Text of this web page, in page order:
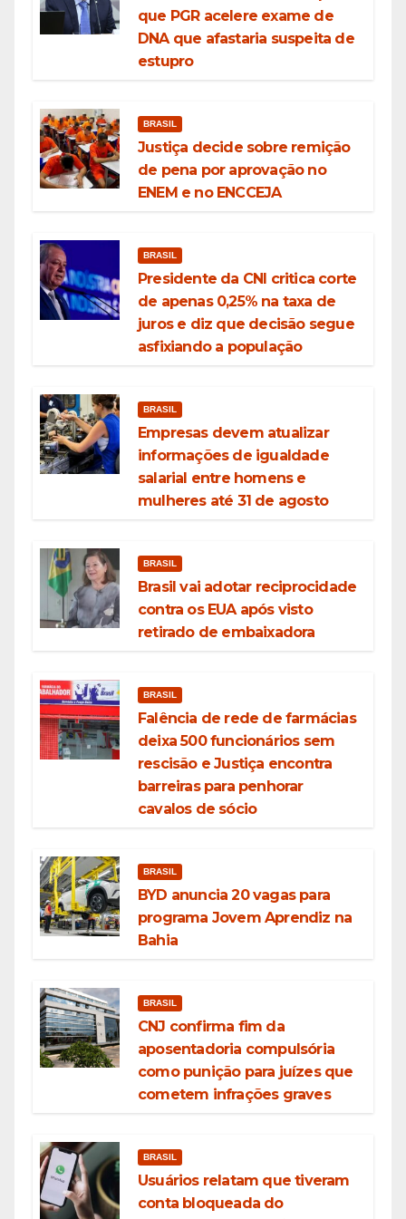
que PGR acelere exame de
DNA que afastaria suspeita de
estupro
BRASIL
Justiça decide sobre remição
de pena por aprovação no
ENEM e no ENCCEJA
BRASIL
Presidente da CNI critica corte
de apenas 0,25% na taxa de
juros e diz que decisão segue
asfixiando a população
BRASIL
Empresas devem atualizar
informações de igualdade
salarial entre homens e
mulheres até 31 de agosto
BRASIL
Brasil vai adotar reciprocidade
contra os EUA após visto
retirado de embaixadora
BRASIL
Falência de rede de farmácias
deixa 500 funcionários sem
rescisão e Justiça encontra
barreiras para penhorar
cavalos de sócio
BRASIL
BYD anuncia 20 vagas para
programa Jovem Aprendiz na
Bahia
BRASIL
CNJ confirma fim da
aposentadoria compulsória
como punição para juízes que
cometem infrações graves
BRASIL
Usuários relatam que tiveram
conta bloqueada do